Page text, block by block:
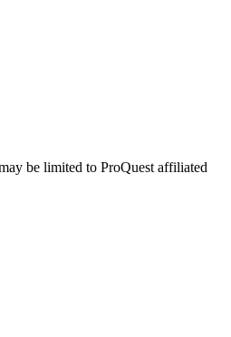
be limited to ProQuest affiliated